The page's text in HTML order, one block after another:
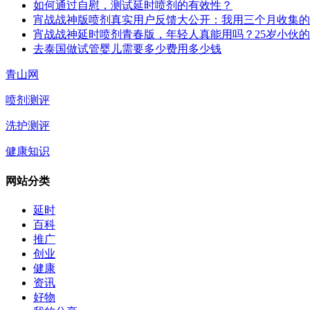
如何通过自慰，测试延时喷剂的有效性？
宵战战神版喷剂真实用户反馈大公开：我用三个月收集
宵战战神延时喷剂青春版，年轻人真能用吗？25岁小伙
去泰国做试管婴儿需要多少费用多少钱
青山网
喷剂测评
洗护测评
健康知识
网站分类
延时
百科
推广
创业
健康
资讯
好物